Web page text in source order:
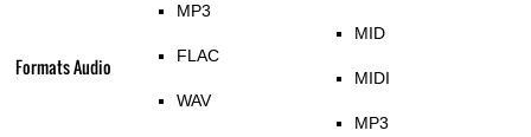
Formats Audio
MP3
FLAC
WAV
MID
MIDI
MP3